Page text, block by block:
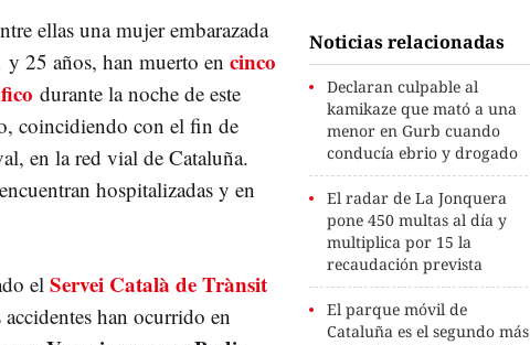
Noticias relacionadas
Declaran culpable al
kamikaze que mató a una
menor en Gurb cuando
conducía ebrio y drogado
El radar de La Jonquera
pone 450 multas al día y
multiplica por 15 la
recaudación prevista
El parque móvil de
Cataluña es el segundo más
ellas una mujer embarazada
y 25 años, han muerto en cinco
durante la noche de este
coincidiendo con el fin de
en la red vial de Cataluña.
hospitalizadas y en
el Servei Català de Trànsit
han ocurrido en